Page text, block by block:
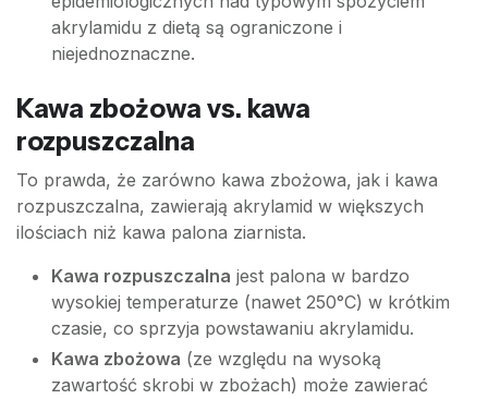
akrylamidu z dietą są ograniczone i
niejednoznaczne.
Kawa zbożowa vs. kawa
rozpuszczalna
To prawda, że zarówno kawa zbożowa, jak i kawa
rozpuszczalna, zawierają akrylamid w większych
ilościach niż kawa palona ziarnista.
Kawa rozpuszczalna jest palona w bardzo
wysokiej temperaturze (nawet 250°C) w krótkim
czasie, co sprzyja powstawaniu akrylamidu.
Kawa zbożowa (ze względu na wysoką
zawartość skrobi w zbożach) może zawierać